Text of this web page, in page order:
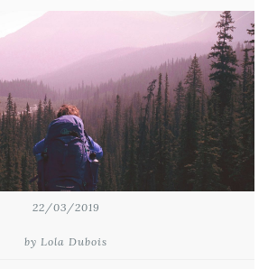
22/03/2019
by Lola Dubois